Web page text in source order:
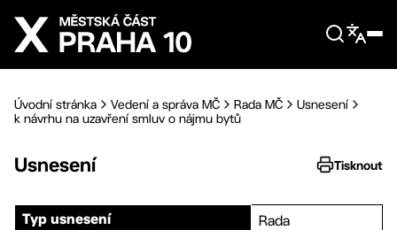
Přejít na hlavní obsah
Úvodní stránka Vedení a správa MČ Rada MČ
Usnesení
k návrhu na uzavření smluv o nájmu bytů
Usnesení Tisknout
Typ usnesení Rada